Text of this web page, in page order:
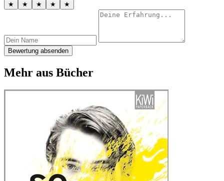
★ ★ ★ ★ ★
Bewertung absenden
Mehr aus Bücher